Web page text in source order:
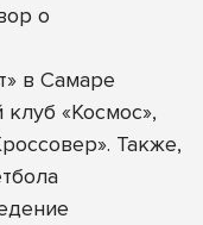
о
в Самаре
клуб «Космос»,
. Также,